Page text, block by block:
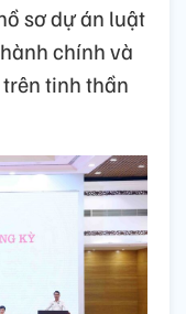
sơ dự án luật
chính và
tinh thần